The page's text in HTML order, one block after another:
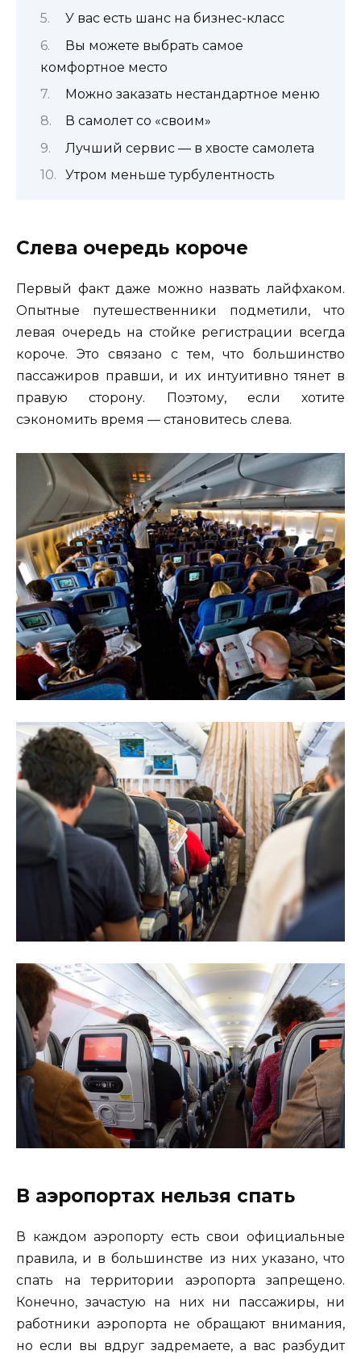
У вас есть шанс на бизнес-класс
Вы можете выбрать самое
комфортное место
Можно заказать нестандартное меню
В самолет со «своим»
Лучший сервис — в хвосте самолета
Утром меньше турбулентность
Слева очередь короче
Первый факт даже можно назвать лайфхаком.
Опытные путешественники подметили, что
левая очередь на стойке регистрации всегда
короче. Это связано с тем, что большинство
пассажиров правши, и их интуитивно тянет в
правую сторону. Поэтому, если хотите
сэкономить время — становитесь слева.
В аэропортах нельзя спать
В каждом аэропорту есть свои официальные
правила, и в большинстве из них указано, что
спать на территории аэропорта запрещено.
Конечно, зачастую на них ни пассажиры, ни
работники аэропорта не обращают внимания,
но если вы вдруг задремаете, а вас разбудит